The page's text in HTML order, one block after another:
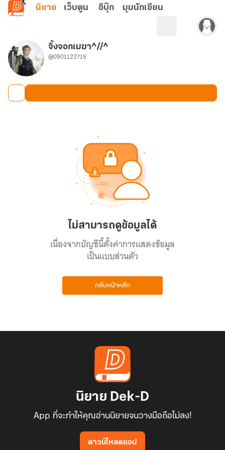
ข้ามไปยังเนื้อหาหลัก
นิยาย เว็บตูน อีบุ๊ก มุมนักเขียน
จิ้งจอกเมฆา^//^
@0901122715
ไม่สามารถดูข้อมูลได้
เนื่องจากบัญชีนี้ตั้งค่าการแสดงข้อมูล
เป็นแบบส่วนตัว
กลับหน้าหลัก
นิยาย Dek-D
App ที่จะทำให้คุณอ่านนิยายจนวางมือถือไม่ลง!
ดาวน์โหลดแอป